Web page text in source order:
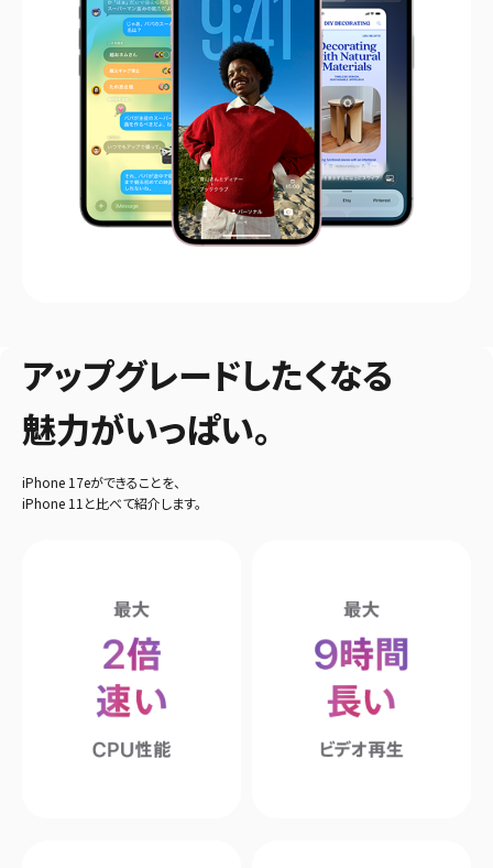
アップグレードしたくなる
魅力がいっぱい。
iPhone 17eができることを、
iPhone 11と比べて紹介します。